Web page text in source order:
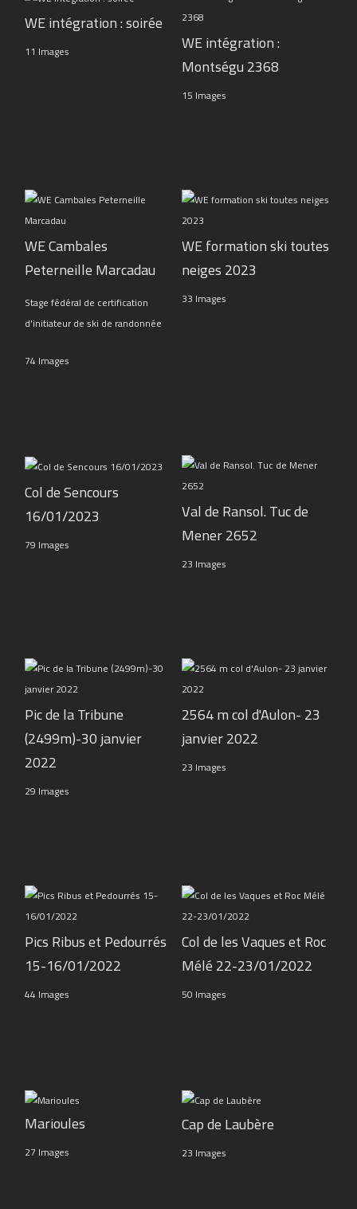
WE intégration : soirée
11 Images
WE intégration :
Montségu 2368
15 Images
WE Cambales
Peterneille Marcadau
Stage fédéral de certification
d'initiateur de ski de randonnée
74 Images
WE formation ski toutes
neiges 2023
33 Images
Col de Sencours
16/01/2023
79 Images
Val de Ransol. Tuc de
Mener 2652
23 Images
Pic de la Tribune
(2499m)-30 janvier
2022
29 Images
2564 m col d'Aulon- 23
janvier 2022
23 Images
Pics Ribus et Pedourrés
15-16/01/2022
44 Images
Col de les Vaques et Roc
Mélé 22-23/01/2022
50 Images
Marioules
27 Images
Cap de Laubère
23 Images